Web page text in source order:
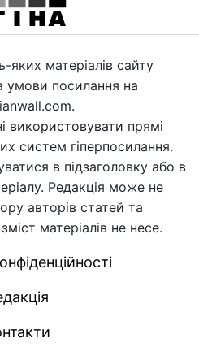
яких матеріалів сайту
умови посилання на
використовувати прямі
систем гіперпосилання.
в підзаголовку або в
Редакція може не
авторів статей та
матеріалів не несе.